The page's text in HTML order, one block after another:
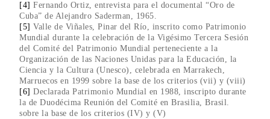
[4] Fernando Ortiz, entrevista para el documental “Oro de
Cuba” de Alejandro Saderman, 1965.
[5] Valle de Viñales, Pinar del Río, inscrito como Patrimonio
Mundial durante la celebración de la Vigésimo Tercera Sesión
del Comité del Patrimonio Mundial perteneciente a la
Organización de las Naciones Unidas para la Educación, la
Ciencia y la Cultura (Unesco), celebrada en Marrakech,
Marruecos en 1999 sobre la base de los criterios (vii) y (viii)
[6] Declarada Patrimonio Mundial en 1988, inscripto durante
la de Duodécima Reunión del Comité en Brasilia, Brasil.
sobre la base de los criterios (IV) y (V)